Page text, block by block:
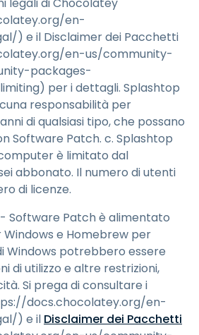
en-
) e il Disclaimer dei Pacchetti
en-us/community-
packages-
per i dettagli. Splashtop
responsabilità per
di qualsiasi tipo, che possano
Software Patch. c. Splashtop
è limitato dal
abbonato. Il numero di utenti
di licenze.
- Software Patch è alimentato
e Homebrew per
Windows potrebbero essere
di utilizzo e altre restrizioni,
Si prega di consultare i
docs.chocolatey.org/en-
) e il Disclaimer dei Pacchetti